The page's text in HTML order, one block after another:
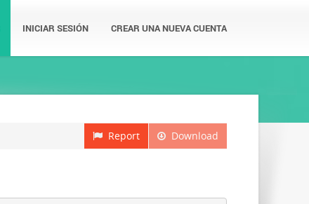
INICIAR SESIÓN CREAR UNA NUEVA CUENTA
Download
Report